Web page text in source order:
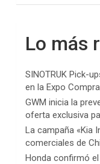
Lo más
SINOTRUK Pick-
en la Expo
GWM inicia la
oferta exclusiva
La campaña «Kia
comerciales de
Honda confirmó